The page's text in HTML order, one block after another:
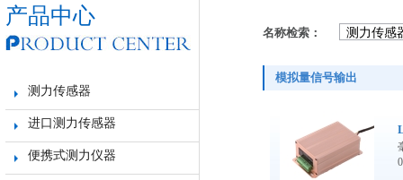
产品中心
测力传感器
进口测力传感器
便携式测力仪器
名称检索：
模拟量信号输出